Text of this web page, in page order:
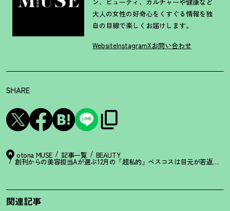
大人の女性の好奇心をくすぐる情報を独
自の目線で楽しくお届けします。
WebsiteInstagramXお問い合わせ
SHARE
otona MUSE 記事一覧 BEAUTY
創刊からの美容担当Aが選ぶ12月の「超私的」ベスコスは目元が若返る
関連記事